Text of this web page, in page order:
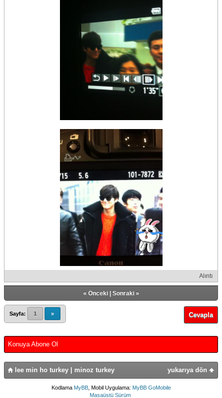
Alıntı
« Önceki| Sonraki»
Sayfa: 1 » Cevapla
Konuya Abone Ol
yukarıya dön
lee min ho turkey | minoz turkey
Kodlama MyBB, Mobil Uygulama: MyBB GoMobile
Masaüstü Sürüm